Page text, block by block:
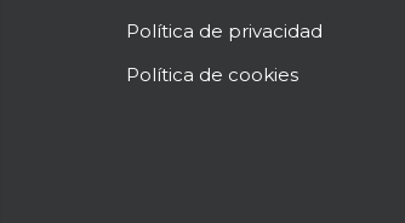
Política de privacidad
Política de cookies